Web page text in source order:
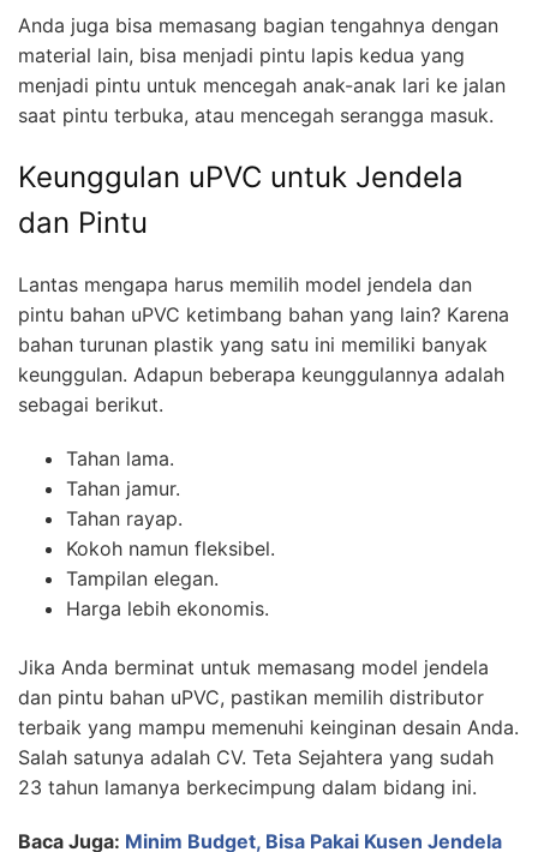
Anda juga bisa memasang bagian tengahnya dengan
material lain, bisa menjadi pintu lapis kedua yang
menjadi pintu untuk mencegah anak-anak lari ke jalan
saat pintu terbuka, atau mencegah serangga masuk.
Keunggulan uPVC untuk Jendela
dan Pintu
Lantas mengapa harus memilih model jendela dan
pintu bahan uPVC ketimbang bahan yang lain? Karena
bahan turunan plastik yang satu ini memiliki banyak
keunggulan. Adapun beberapa keunggulannya adalah
sebagai berikut.
Tahan lama.
Tahan jamur.
Tahan rayap.
Kokoh namun fleksibel.
Tampilan elegan.
Harga lebih ekonomis.
Jika Anda berminat untuk memasang model jendela
dan pintu bahan uPVC, pastikan memilih distributor
terbaik yang mampu memenuhi keinginan desain Anda.
Salah satunya adalah CV. Teta Sejahtera yang sudah
23 tahun lamanya berkecimpung dalam bidang ini.
Baca Juga: Minim Budget, Bisa Pakai Kusen Jendela